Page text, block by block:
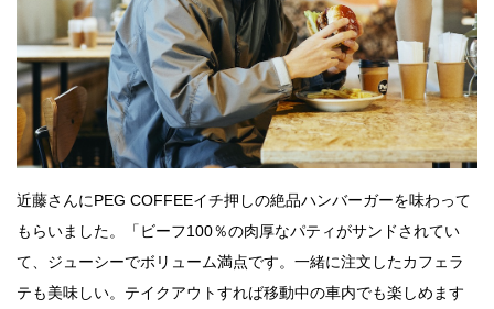
近藤さんにPEG COFFEEイチ押しの絶品ハンバーガーを味わって
もらいました。「ビーフ100％の肉厚なパティがサンドされてい
て、ジューシーでボリューム満点です。一緒に注文したカフェラ
テも美味しい。テイクアウトすれば移動中の車内でも楽しめます